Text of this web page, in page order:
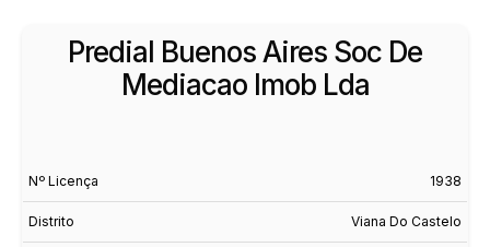
Predial Buenos Aires Soc De
Mediacao Imob Lda
Nº Licença 1938
Distrito Viana Do Castelo